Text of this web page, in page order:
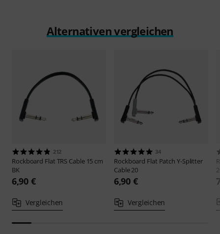
Alternativen vergleichen
212
Rockboard Flat TRS Cable 15 cm
BK
6,90 €
Vergleichen
34
Rockboard Flat Patch Y-Splitter
Cable 20
6,90 €
Vergleichen